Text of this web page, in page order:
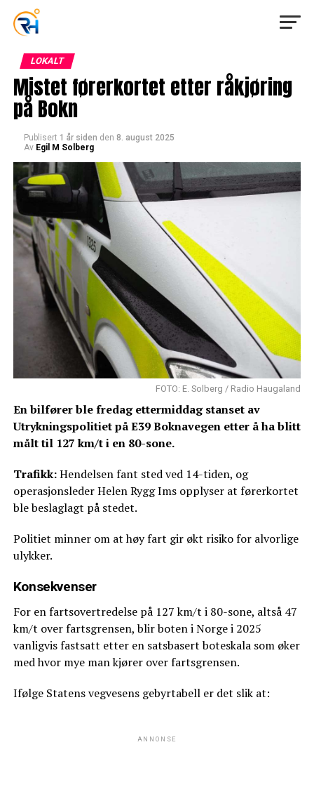
LOKALT
Mistet førerkortet etter råkjøring
på Bokn
Publisert 1 år siden den 8. august 2025
Av Egil M Solberg
FOTO: E. Solberg / Radio Haugaland
En bilfører ble fredag ettermiddag stanset av
Utrykningspolitiet på E39 Boknavegen etter å ha blitt
målt til 127 km/t i en 80-sone.
Trafikk:Hendelsen fant sted ved 14-tiden, og
operasjonsleder Helen Rygg Ims opplyser at førerkortet
ble beslaglagt på stedet.
Politiet minner om at høy fart gir økt risiko for alvorlige
ulykker.
Konsekvenser
For en fartsovertredelse på 127 km/t i 80-sone, altså 47
km/t over fartsgrensen, blir boten i Norge i 2025
vanligvis fastsatt etter en satsbasert boteskala som øker
med hvor mye man kjører over fartsgrensen.
Ifølge Statens vegvesens gebyrtabell er det slik at:
ANNONSE